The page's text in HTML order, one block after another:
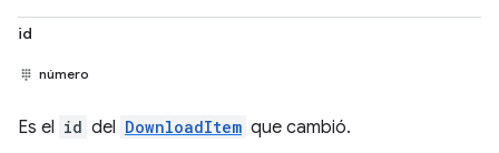
id
número
Es el id del DownloadItem que cambió.